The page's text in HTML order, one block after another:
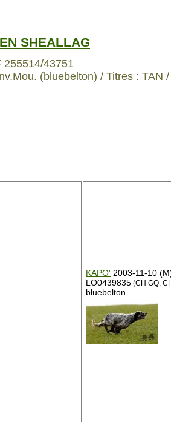
SHEALLAG
255514/43751
(bluebelton) / Titres : TAN /
KAPO' 2003-11-10
LO0439835 (CH GQ,
bluebelton